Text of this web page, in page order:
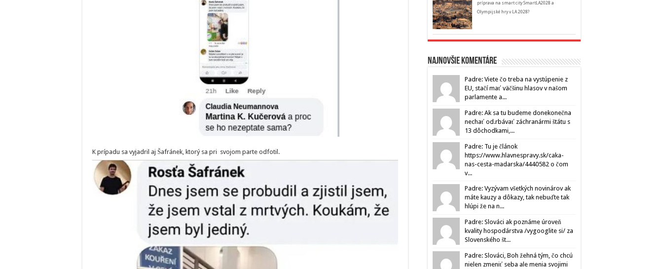
K prípadu sa vyjadril aj Šafránek, ktorý sa pri svojom parte odfotil.
príprava na smart city SmartLA2028 a
Olympijské hry v LA 2028?
Najnovšie komentáre
Padre: Viete čo treba na vystúpenie z
EU, stačí mať väčšinu hlasov v našom
parlamente a...
Padre: Ak sa tu budeme donekonečna
nechať od.rbávať záchranármi štátu s
13 dôchodkami,...
Padre: Tu je článok
https://www.hlavnespravy.sk/caka-
nas-cesta-madarska/4440582 o čom
v...
Padre: Vyzývam všetkých novinárov ak
máte kauzy a dôkazy, tak nebuďte tak
hlúpi že na n...
Padre: Slováci ak poznáme úroveň
kvality hospodárstva /vygooglite si/ za
Slovenského št...
Padre: Slováci, Boh žehná tým, čo chcú
nielen zmeniť seba ale menia svojimi